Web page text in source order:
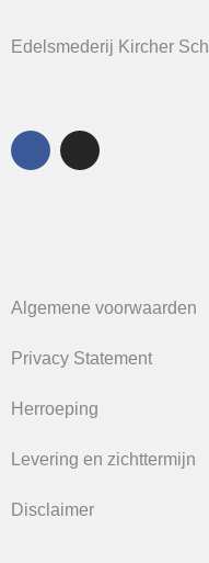
Edelsmederij Kircher
Algemene voorwaarden
Privacy Statement
Herroeping
Levering en zichttermijn
Disclaimer